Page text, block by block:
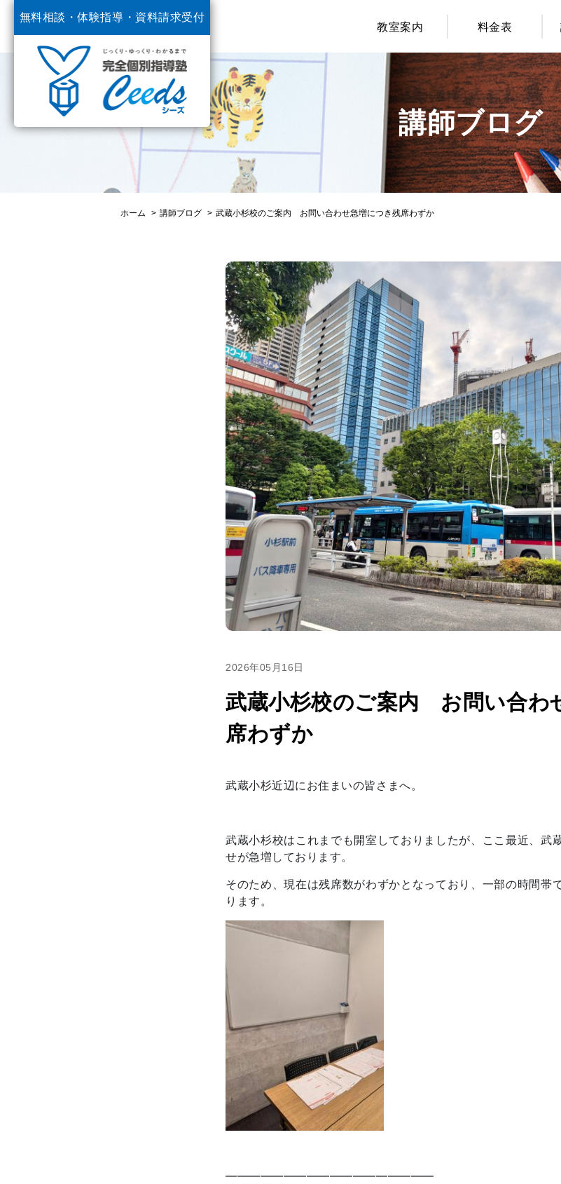
無料相談・体験指導・ 資料請求受付
中
教室案内 料金表
講師ブログ
ホーム 講師ブログ 武蔵小杉校のご案内 お問い合わせ急増につき残席わずか
2026年05月16日
武蔵小杉校のご案内 お問い合わ
席わずか
武蔵小杉近辺にお住まいの皆さまへ。
武蔵小杉校はこれまでも開室しておりましたが、ここ最近、武
せが急増しております。
そのため、現在は残席数がわずかとなっており、一部の時間帯
ります。
━━━━━━━━━━━━━━━━━━